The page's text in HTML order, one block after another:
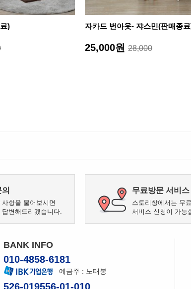
) 자카드 번아웃- 쟈스민(판매종
25,000원 28,000
사항을 물어보시면
답변해드리겠습니다.
무료방문 서비스
스토리창에서는 무
서비스 신청이 가능
BANK INFO
010-4858-6181
예금주 : 노태봉
526-019556-01-010